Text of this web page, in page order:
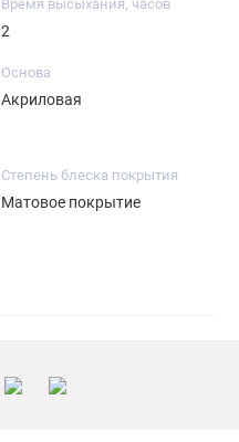
Время высыхания, часов
2
Основа
Акриловая
Степень блеска покрытия
Матовое покрытие